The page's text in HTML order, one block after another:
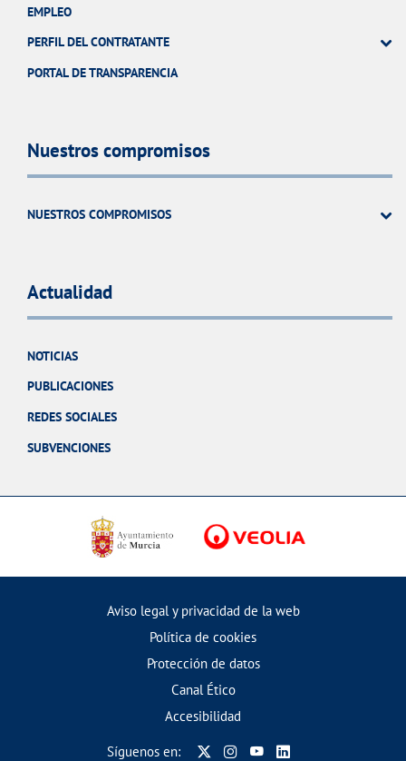
EMPLEO
PERFIL DEL CONTRATANTE
PORTAL DE TRANSPARENCIA
Nuestros compromisos
NUESTROS COMPROMISOS
Actualidad
NOTICIAS
PUBLICACIONES
REDES SOCIALES
SUBVENCIONES
Aviso legal y privacidad de la web
Política de cookies
Protección de datos
Canal Ético
Accesibilidad
Síguenos en: